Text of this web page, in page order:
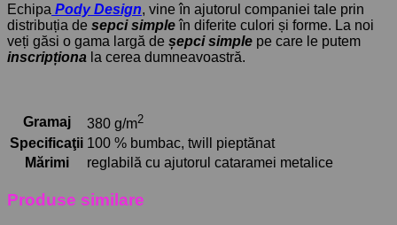
Echipa Pody Design, vine în ajutorul companiei tale prin
distribuția de sepci simpleîn diferite culori și forme. La noi
veți găsi o gama largă de șepci simple pe care le putem
inscripționa la cerea dumneavoastră.
Gramaj 380 g/m2
Specificaţii 100 % bumbac, twill pieptănat
Mărimi
reglabilă cu ajutorul cataramei metalice
Produse similare